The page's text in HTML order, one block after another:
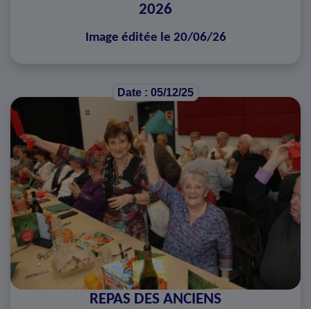
2026
Image éditée le 20/06/26
Date : 05/12/25
REPAS DES ANCIENS